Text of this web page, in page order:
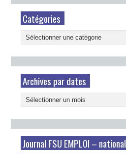
Catégories
Catégories
Archives par dates
Archives
par
dates
Journal FSU EMPLOI – national